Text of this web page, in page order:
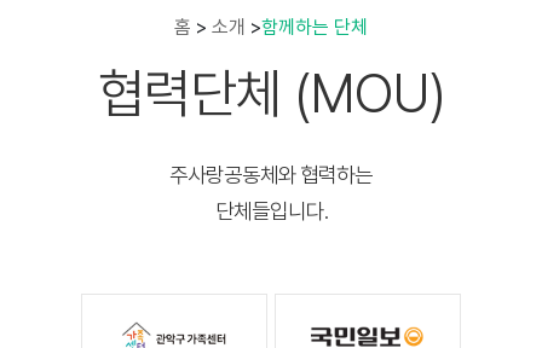
홈 > 소개 >함께하는 단체
협력단체 (MOU)
주사랑공동체와 협력하는
단체들입니다.